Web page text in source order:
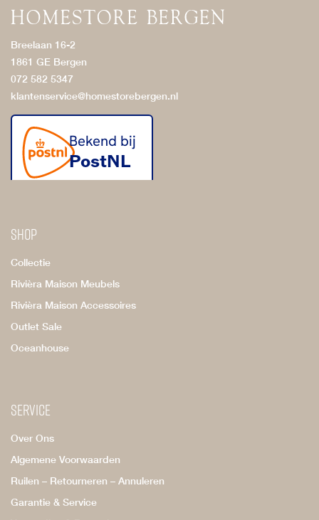
Breelaan 16-2
1861 GE Bergen
072 582 5347
klantenservice@homestorebergen.nl
Shop
Collectie
Rivièra Maison Meubels
Rivièra Maison Accessoires
Outlet Sale
Oceanhouse
Service
Over Ons
Algemene Voorwaarden
Ruilen – Retourneren – Annuleren
Garantie & Service